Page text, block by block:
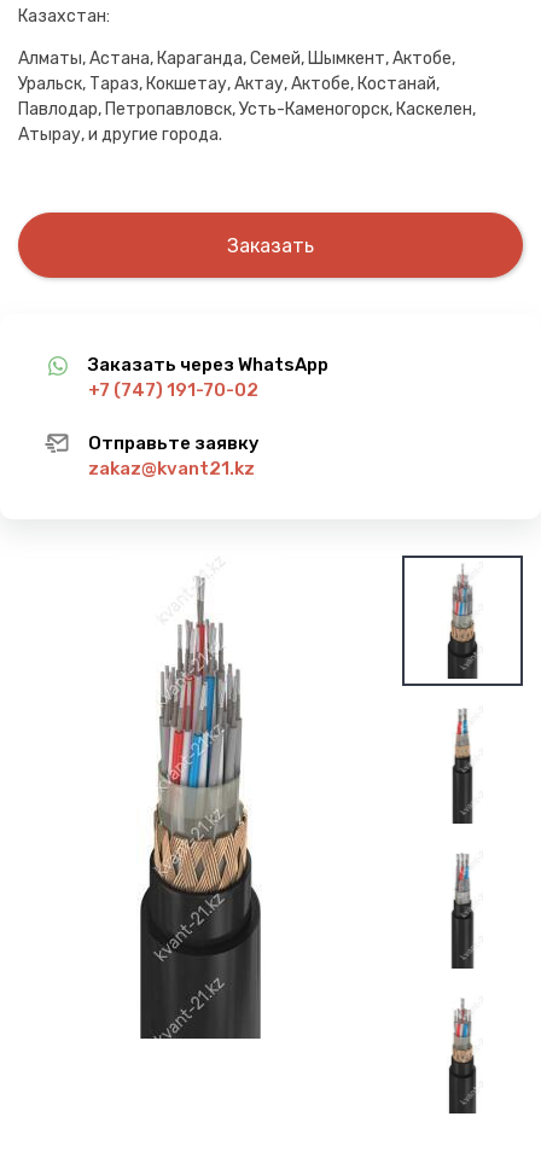
Казахстан:
Алматы, Астана, Караганда, Семей, Шымкент, Актобе,
Уральск, Тараз, Кокшетау, Актау, Актобе, Костанай,
Павлодар, Петропавловск, Усть-Каменогорск, Каскелен,
Атырау, и другие города.
Заказать
Заказать через WhatsApp
+7 (747) 191-70-02
Отправьте заявку
zakaz@kvant21.kz